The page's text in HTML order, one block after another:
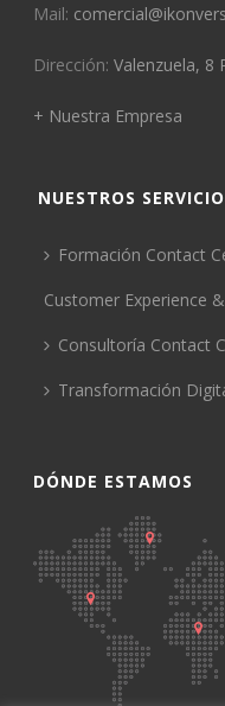
Mail:
Dirección:Valenzuela, 8
+ Nuestra Empresa
NUESTROS
Formación Contact
Customer Experience
Consultoría Contact
Transformación
DÓNDE ESTAMOS